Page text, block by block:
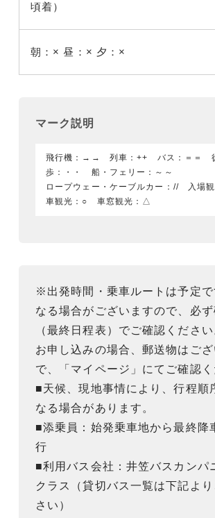
頃着）
朝：× 昼：× 夕：×
マーク説明
飛行機：→→ 列車：++ バス：＝＝
歩：・・ 船・フェリー：～～
ロープウェー・ケーブルカー：// 入場
車観光：○ 車窓観光：△
※出発時間・乗車ルートは予定で
なる場合がございますので、必
（最終日程表）でご確認くださ
お申し込みの場合、郵送物はご
で、「マイページ」にてご確認く
■天候、現地事情により、行程順
なる場合があります。
■添乗員：始発乗車地から最終降
行
■利用バス会社：井笠バスカンパ
クラス（貸切バス一覧は下記よ
さい）